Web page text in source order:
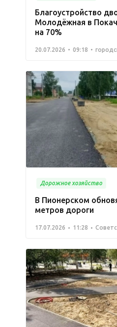
Благоустройство
Молодёжная в
на 70%
20.07.2026 09:18
Дорожное хозяйство
В Пионерском
метров дороги
17.07.2026 11:28